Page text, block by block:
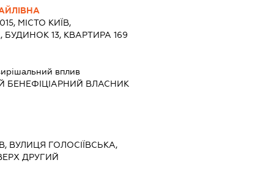
МІСТО КИЇВ,
13, КВАРТИРА 169
вплив
БЕНЕФІЦІАРНИЙ ВЛАСНИК
ВУЛИЦЯ ГОЛОСІЇВСЬКА,
ДРУГИЙ